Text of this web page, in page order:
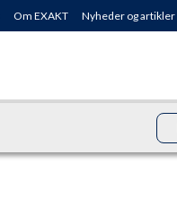
Om EXAKT Nyheder og artikler